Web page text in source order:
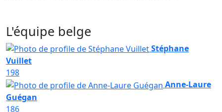
L'équipe belge
Stéphane
Vuillet
198
Anne-Laure
Guégan
186